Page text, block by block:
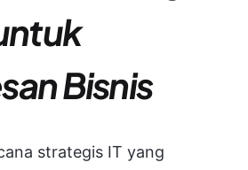
Bisnis
strategis IT yang